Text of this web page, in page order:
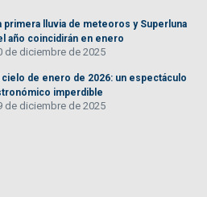
primera lluvia de meteoros y Superluna
año coincidirán en enero
de diciembre de 2025
cielo de enero de 2026: un espectáculo
imperdible
de diciembre de 2025